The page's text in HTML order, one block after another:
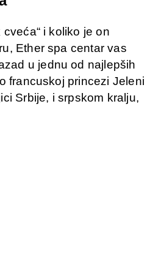
i koliko je on
Ether spa centar vas
u jednu od najlepših
francuskoj princezi Jeleni
Srbije, i srpskom kralju,